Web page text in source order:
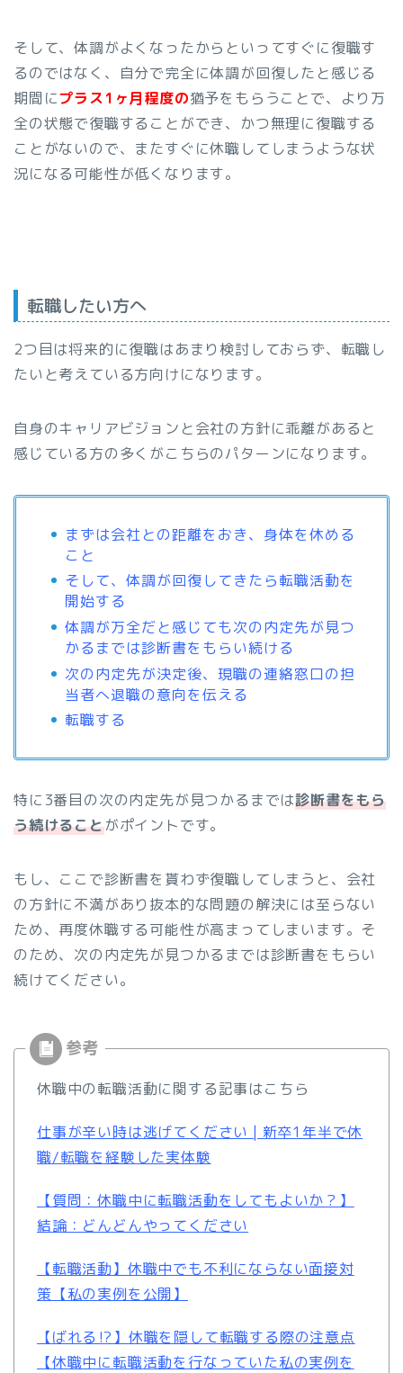
そして、体調がよくなったからといってすぐに復職す
るのではなく、自分で完全に体調が回復したと感じる
期間にプラス1ヶ月程度の猶予をもらうことで、より万
全の状態で復職することができ、かつ無理に復職する
ことがないので、またすぐに休職してしまうような状
況になる可能性が低くなります。
転職したい方へ
2つ目は将来的に復職はあまり検討しておらず、転職し
たいと考えている方向けになります。
自身のキャリアビジョンと会社の方針に乖離があると
感じている方の多くがこちらのパターンになります。
まずは会社との距離をおき、身体を休める
こと
そして、体調が回復してきたら転職活動を
開始する
体調が万全だと感じても次の内定先が見つ
かるまでは診断書をもらい続ける
次の内定先が決定後、現職の連絡窓口の担
当者へ退職の意向を伝える
転職する
特に3番目の次の内定先が見つかるまでは診断書をもら
う続けることがポイントです。
もし、ここで診断書を貰わず復職してしまうと、会社
の方針に不満があり抜本的な問題の解決には至らない
ため、再度休職する可能性が高まってしまいます。そ
のため、次の内定先が見つかるまでは診断書をもらい
続けてください。
休職中の転職活動に関する記事はこちら
仕事が辛い時は逃げてください | 新卒1年半で休
職/転職を経験した実体験
【質問：休職中に転職活動をしてもよいか？】
結論：どんどんやってください
【転職活動】休職中でも不利にならない面接対
策【私の実例を公開】
【ばれる⁉︎】休職を隠して転職する際の注意点
【休職中に転職活動を行なっていた私の実例を